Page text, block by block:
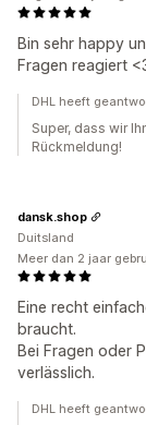
Bin sehr happy
Fragen reagiert
DHL heeft
Super, dass wir
Rückmeldung!
Eine recht
braucht.
Bei Fragen oder
verlässlich.
dansk.shop
Duitsland
Meer dan 2 jaar
DHL heeft